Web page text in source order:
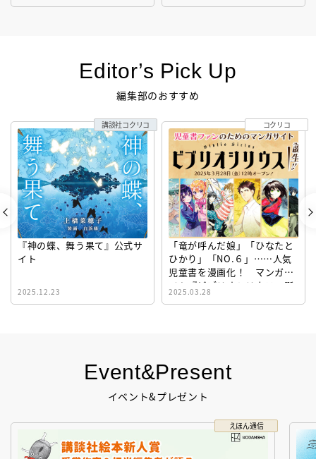
Event&Present
イベント&プレゼント
えほん通信
Editor’s Pick Up
編集部のおすすめ
『神の蝶、舞う果て』公式サ
イト
2025.12.23
講談社コクリコ
「竜が呼んだ娘」「ひなたと
ひかり」「NO.６」……人気
児童書を漫画化！ マンガサ
イト『ビブリオシリウス』誕
生！
2025.03.28
コクリコ